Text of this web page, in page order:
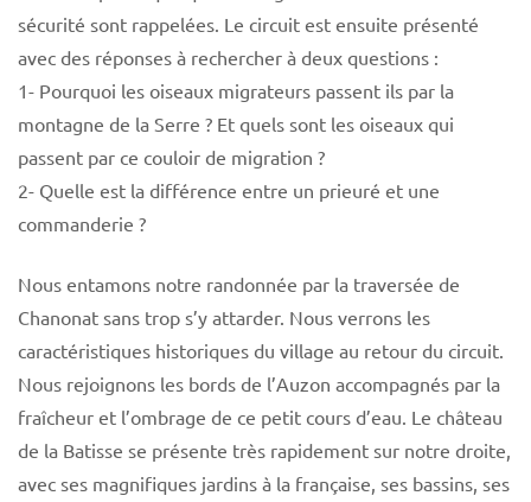
sécurité sont rappelées. Le circuit est ensuite présenté
avec des réponses à rechercher à deux questions :
1- Pourquoi les oiseaux migrateurs passent ils par la
montagne de la Serre ? Et quels sont les oiseaux qui
passent par ce couloir de migration ?
2- Quelle est la différence entre un prieuré et une
commanderie ?
Nous entamons notre randonnée par la traversée de
Chanonat sans trop s’y attarder. Nous verrons les
caractéristiques historiques du village au retour du circuit.
Nous rejoignons les bords de l’Auzon accompagnés par la
fraîcheur et l’ombrage de ce petit cours d’eau. Le château
de la Batisse se présente très rapidement sur notre droite,
avec ses magnifiques jardins à la française, ses bassins, ses